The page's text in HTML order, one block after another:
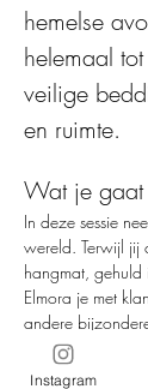
hemelse
helemaal
veilige
en ruimte.
Wat je gaat
In deze sessie
wereld. Terwijl jij
hangmat,
Elmora je met
andere
innerlijke reis.
vertraagt. En je
Instagram